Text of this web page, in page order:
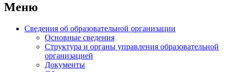
Меню
Сведения об образовательной организации
Основные сведения
Структура и органы управления образовательной
организацией
Документы